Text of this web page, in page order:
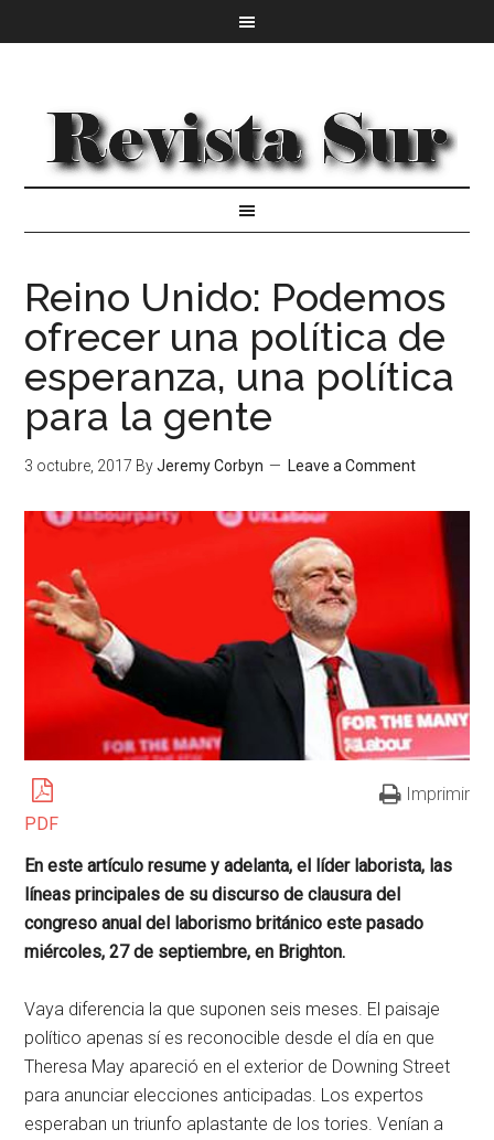
Reino Unido: Podemos
ofrecer una política de
esperanza, una política
para la gente
3 octubre, 2017 ByJeremy Corbyn Leave a Comment
PDF
Imprimir
En este artículo resume y adelanta, el líder laborista, las
líneas principales de su discurso de clausura del
congreso anual del laborismo británico este pasado
miércoles, 27 de septiembre, en Brighton.
Vaya diferencia la que suponen seis meses. El paisaje
político apenas sí es reconocible desde el día en que
Theresa May apareció en el exterior de Downing Street
para anunciar elecciones anticipadas. Los expertos
esperaban un triunfo aplastante de los tories. Venían a